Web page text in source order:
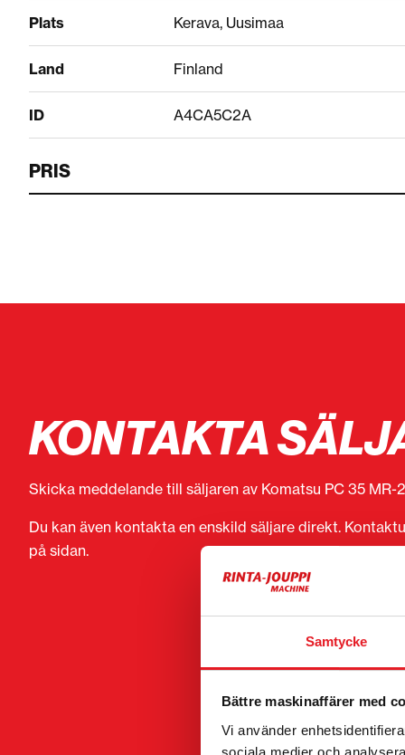
Samtycke
Bättre maskinaffärer med
Vi använder
sociala medier och
Plats Kerava, Uusimaa
Land Finland
ID A4CA5C2A
PRIS
KONTAKTA
Skicka meddelande till säljaren av Komatsu PC 35 MR-
Du kan även kontakta en enskild säljare direkt.
på sidan.